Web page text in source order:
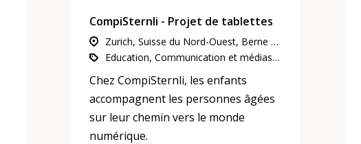
CompiSternli - Projet de tablettes
Zurich, Suisse du Nord-Ouest, Berne et Soleure, Grisons, Suisse orientale, Suisse centrale
Education, Communication et médias, L’engagement d’utilité publique
Chez CompiSternli, les enfants
accompagnent les personnes âgées
sur leur chemin vers le monde
numérique.